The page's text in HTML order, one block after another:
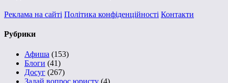
Реклама на сайті Політика конфіденційності Контакти
Рубрики
Афиша (153)
Блоги (41)
Досуг (267)
Задай вопрос юристу (4)